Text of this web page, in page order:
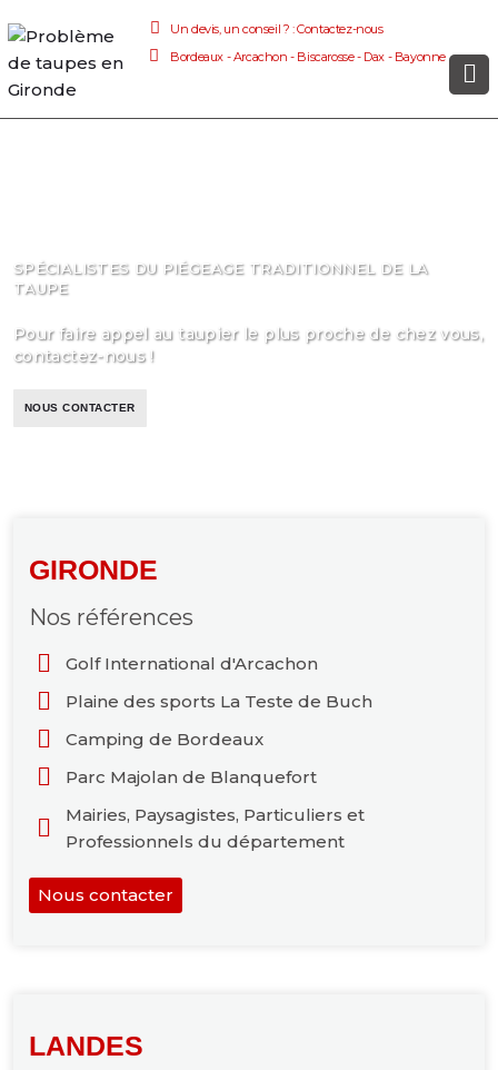
Un devis, un conseil ? : Contactez-nous
Bordeaux - Arcachon - Biscarosse - Dax - Bayonne
SPÉCIALISTES DU PIÉGEAGE TRADITIONNEL DE LA
TAUPE
Pour faire appel au taupier le plus proche de chez vous,
contactez-nous !
NOUS CONTACTER
GIRONDE
Nos références
Golf International d'Arcachon
Plaine des sports La Teste de Buch
Camping de Bordeaux
Parc Majolan de Blanquefort
Mairies, Paysagistes, Particuliers et
Professionnels du département
Nous contacter
LANDES